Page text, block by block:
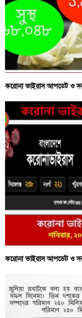
করোনা ভাইরাস আপডেট ও
করোনা ভাইরাস আপডেট ও